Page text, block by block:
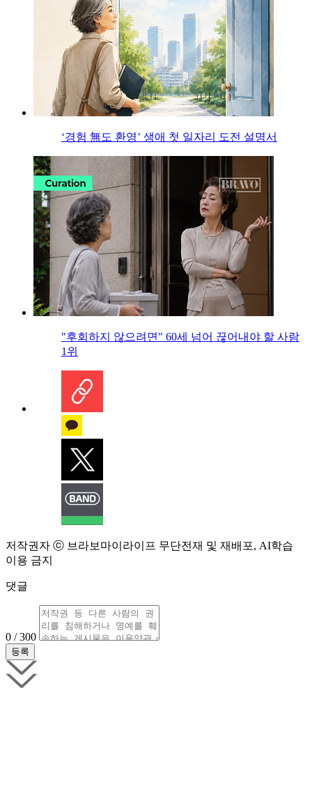
‘경험 無도 환영’ 생애 첫 일자리 도전 설명서
"후회하지 않으려면" 60세 넘어 끊어내야 할 사람
1위
저작권자 ⓒ 브라보마이라이프 무단전재 및 재배포, AI학습
이용 금지
댓글
0 / 300